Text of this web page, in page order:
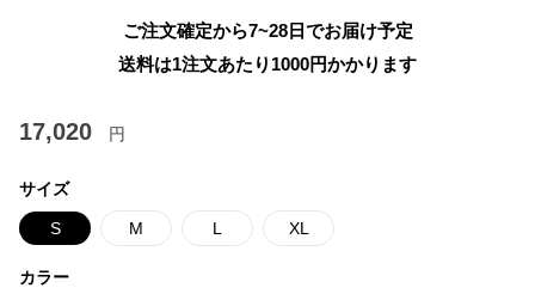
ご注文確定から7~28日でお届け予定
送料は1注文あたり 1000円かかります
17,020 円
サイズ
S M L XL
カラー